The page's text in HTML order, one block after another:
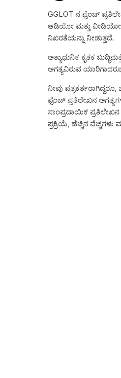
GGLOT ನ ಫ್ರೆಂಚ್
ಆಡಿಯೋ ಮತ್ತು ವೀಡಿಯೋ
ನಿಖರತೆಯನ್ನು ನೀಡುತ್ತದೆ.
ಅತ್ಯಾಧುನಿಕ ಕೃತಕ
ಅಗತ್ಯವಿರುವ ಯಾರಿಗಾದರೂ
ನೀವು ಪತ್ರಕರ್ತರಾಗಿದ್ದರೂ,
ಫ್ರೆಂಚ್ ಪ್ರತಿಲೇಖನ
ಸಾಂಪ್ರದಾಯಿಕ
ಪ್ರಕ್ರಿಯೆ, ಹೆಚ್ಚಿನ ವೆಚ್ಚಗಳು